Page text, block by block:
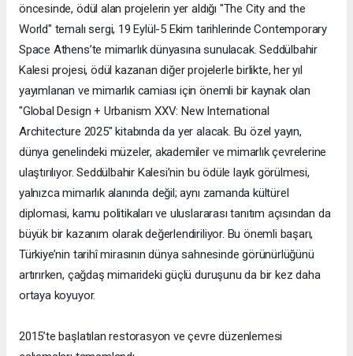
öncesinde, ödül alan projelerin yer aldığı "The City and the
World" temalı sergi, 19 Eylül-5 Ekim tarihlerinde Contemporary
Space Athens’te mimarlık dünyasına sunulacak. Seddülbahir
Kalesi projesi, ödül kazanan diğer projelerle birlikte, her yıl
yayımlanan ve mimarlık camiası için önemli bir kaynak olan
"Global Design + Urbanism XXV: New International
Architecture 2025" kitabında da yer alacak. Bu özel yayın,
dünya genelindeki müzeler, akademiler ve mimarlık çevrelerine
ulaştırılıyor. Seddülbahir Kalesi’nin bu ödüle layık görülmesi,
yalnızca mimarlık alanında değil; aynı zamanda kültürel
diplomasi, kamu politikaları ve uluslararası tanıtım açısından da
büyük bir kazanım olarak değerlendiriliyor. Bu önemli başarı,
Türkiye’nin tarihî mirasının dünya sahnesinde görünürlüğünü
artırırken, çağdaş mimarideki güçlü duruşunu da bir kez daha
ortaya koyuyor.
2015’te başlatılan restorasyon ve çevre düzenlemesi